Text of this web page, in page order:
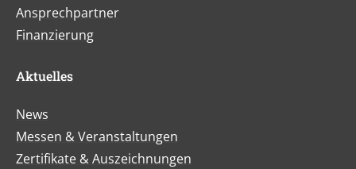
Ansprechpartner
Finanzierung
Aktuelles
News
Messen & Veranstaltungen
Zertifikate & Auszeichnungen